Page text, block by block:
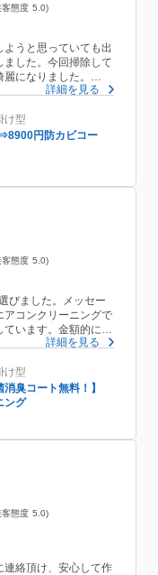
客態度 5.0
うと思っていても出
した。今回掃除して
になりました。
りがとうございまし
詳細を見る
け型
円防カビコー
客態度 5.0
びました。メッセー
アコンクリーニングで
ています。金額的にも
かもしれませんが、ま
詳細を見る
け型
臭コート無料！】
ング
客態度 5.0
連絡頂け、安心して作